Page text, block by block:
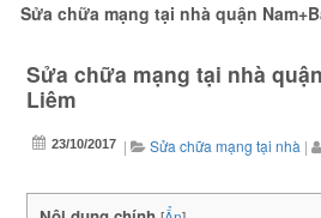
Sửa chữa mạng tại nhà quận
Sửa chữa mạng tại nhà
Liêm
23/10/2017 | Sửa chữa mạng tại nhà |